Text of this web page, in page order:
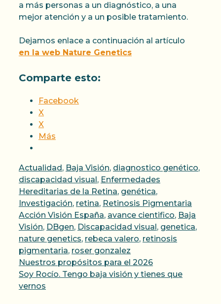
a más personas a un diagnóstico, a una
mejor atención y a un posible tratamiento.
Dejamos enlace a continuación al artículo
en la web Nature Genetics
Comparte esto:
Facebook
X
X
Más
Categorías
Actualidad, Baja Visión, diagnostico genético,
discapacidad visual, Enfermedades
Hereditarias de la Retina, genética,
Investigación, retina, Retinosis Pigmentaria
Acción Visión España, avance cientifico, Baja
Visión, DBgen, Discapacidad visual, genetica,
nature genetics, rebeca valero, retinosis
pigmentaria, roser gonzalez
Nuestros propósitos para el 2026
Soy Rocío. Tengo baja visión y tienes que
vernos